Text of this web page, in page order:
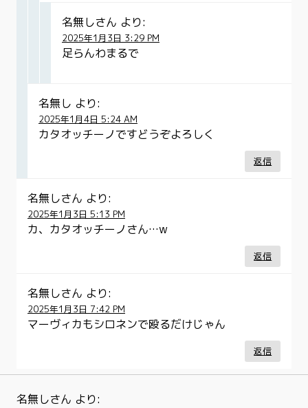
名無しさん より:
2025年1月3日 3:29 PM
足らんわまるで
名無し より:
2025年1月4日 5:24 AM
カタオッチーノですどうぞよろしく
返信
名無しさん より:
2025年1月3日 5:13 PM
カ、カタオッチーノさん…w
返信
名無しさん より:
2025年1月3日 7:42 PM
マーヴィカもシロネンで殴るだけじゃん
返信
名無しさん より: